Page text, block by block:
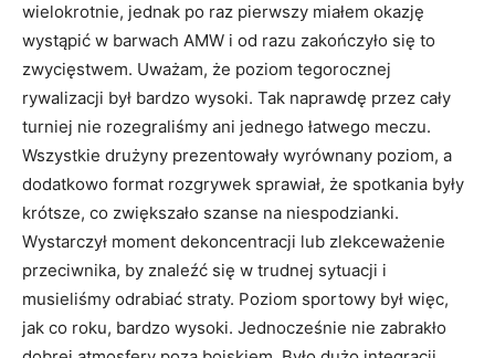
wielokrotnie, jednak po raz pierwszy miałem okazję
wystąpić w barwach AMW i od razu zakończyło się to
zwycięstwem. Uważam, że poziom tegorocznej
rywalizacji był bardzo wysoki. Tak naprawdę przez cały
turniej nie rozegraliśmy ani jednego łatwego meczu.
Wszystkie drużyny prezentowały wyrównany poziom, a
dodatkowo format rozgrywek sprawiał, że spotkania były
krótsze, co zwiększało szanse na niespodzianki.
Wystarczył moment dekoncentracji lub zlekceważenie
przeciwnika, by znaleźć się w trudnej sytuacji i
musieliśmy odrabiać straty. Poziom sportowy był więc,
jak co roku, bardzo wysoki. Jednocześnie nie zabrakło